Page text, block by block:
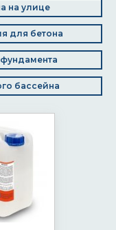
на улице
для бетона
бассейна